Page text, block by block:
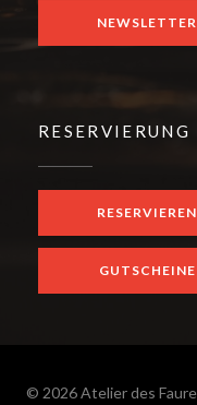
NEWSLETTER
RESERVIERUNG
RESERVIEREN
GUTSCHEINE
© 2026 Atelier des